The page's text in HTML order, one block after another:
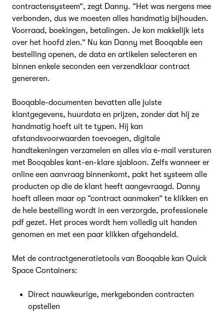
contractensysteem”, zegt Danny. “Het was nergens mee
verbonden, dus we moesten alles handmatig bijhouden.
Voorraad, boekingen, betalingen. Je kon makkelijk iets
over het hoofd zien.” Nu kan Danny met Booqable een
bestelling openen, de data en artikelen selecteren en
binnen enkele seconden een verzendklaar contract
genereren.
Booqable-documenten bevatten alle juiste
klantgegevens, huurdata en prijzen, zonder dat hij ze
handmatig hoeft uit te typen. Hij kan
afstandsvoorwaarden toevoegen, digitale
handtekeningen verzamelen en alles via e-mail versturen
met Booqables kant-en-klare sjabloon. Zelfs wanneer er
online een aanvraag binnenkomt, pakt het systeem alle
producten op die de klant heeft aangevraagd. Danny
hoeft alleen maar op “contract aanmaken” te klikken en
de hele bestelling wordt in een verzorgde, professionele
pdf gezet. Het proces wordt hem volledig uit handen
genomen en met een paar klikken afgehandeld.
Met de contractgeneratietools van Booqable kan Quick
Space Containers:
Direct nauwkeurige, merkgebonden contracten
opstellen